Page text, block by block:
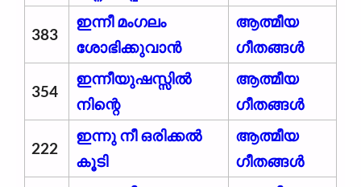
383
ഇന്നീ മംഗലം
ശോഭിക്കുവാൻ
ആത്മീയ
ഗീതങ്ങൾ
354
ഇന്നീയുഷസ്സിൽ
നിന്റെ
ആത്മീയ
ഗീതങ്ങൾ
222
ഇന്നു നീ ഒരിക്കൽ
കൂടി
ആത്മീയ
ഗീതങ്ങൾ